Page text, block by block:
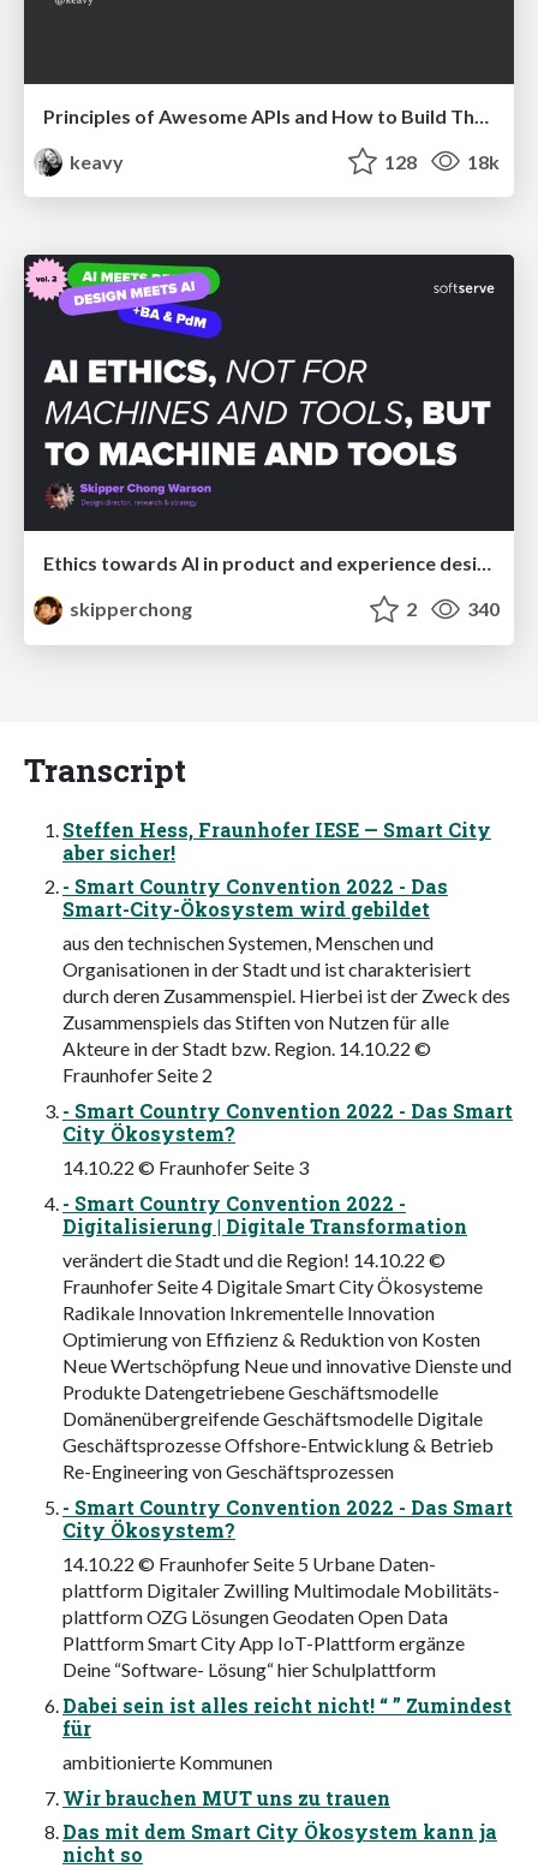
keavy
128 18k
Ethics towards AI in product and experience design
skipperchong
2 340
Transcript
Steffen Hess, Fraunhofer IESE — Smart City
aber sicher!
- Smart Country Convention 2022 - Das
Smart-City-Ökosystem wird gebildet
aus den technischen Systemen, Menschen und
Organisationen in der Stadt und ist charakterisiert
durch deren Zusammenspiel. Hierbei ist der Zweck des
Zusammenspiels das Stiften von Nutzen für alle
Akteure in der Stadt bzw. Region. 14.10.22 ©
Fraunhofer Seite 2
- Smart Country Convention 2022 - Das Smart
City Ökosystem?
14.10.22 © Fraunhofer Seite 3
- Smart Country Convention 2022 -
Digitalisierung | Digitale Transformation
verändert die Stadt und die Region! 14.10.22 ©
Fraunhofer Seite 4 Digitale Smart City Ökosysteme
Radikale Innovation Inkrementelle Innovation
Optimierung von Effizienz & Reduktion von Kosten
Neue Wertschöpfung Neue und innovative Dienste und
Produkte Datengetriebene Geschäftsmodelle
Domänenübergreifende Geschäftsmodelle Digitale
Geschäftsprozesse Offshore-Entwicklung & Betrieb
Re-Engineering von Geschäftsprozessen
- Smart Country Convention 2022 - Das Smart
City Ökosystem?
14.10.22 © Fraunhofer Seite 5 Urbane Daten-
plattform Digitaler Zwilling Multimodale Mobilitäts-
plattform OZG Lösungen Geodaten Open Data
Plattform Smart City App IoT-Plattform ergänze
Deine “Software- Lösung“ hier Schulplattform
Dabei sein ist alles reicht nicht! “ ” Zumindest
für
ambitionierte Kommunen
Wir brauchen MUT uns zu trauen
Das mit dem Smart City Ökosystem kann ja
nicht so